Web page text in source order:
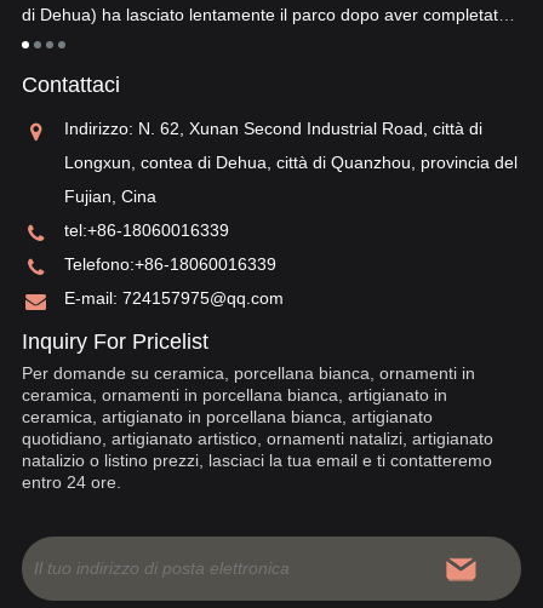
di Dehua) ha lasciato lentamente il parco dopo aver completato
lo sdoganamento...
Contattaci
Indirizzo: N. 62, Xunan Second Industrial Road, città di
Longxun, contea di Dehua, città di Quanzhou, provincia del
Fujian, Cina
tel:+86-18060016339
Telefono:+86-18060016339
E-mail: 724157975@qq.com
Inquiry For Pricelist
Per domande su ceramica, porcellana bianca, ornamenti in
ceramica, ornamenti in porcellana bianca, artigianato in
ceramica, artigianato in porcellana bianca, artigianato
quotidiano, artigianato artistico, ornamenti natalizi, artigianato
natalizio o listino prezzi, lasciaci la tua email e ti contatteremo
entro 24 ore.